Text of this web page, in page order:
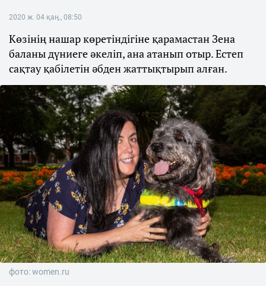
2020 ж. 04 қаң., 08:50
Көзінің нашар көретіндігіне қарамастан Зена
баланы дүниеге әкеліп, ана атанып отыр. Естеп
сақтау қабілетін әбден жаттықтырып алған.
фото: women.ru